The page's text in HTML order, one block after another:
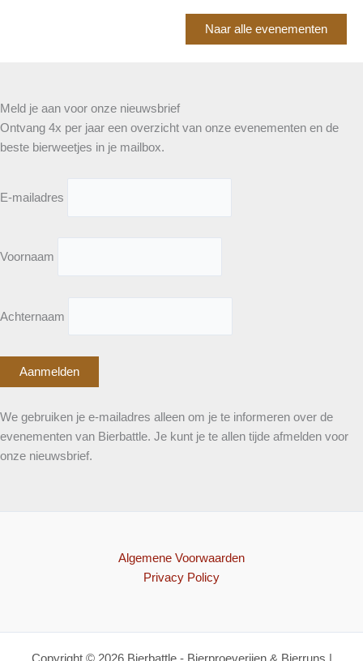
Naar alle evenementen
Meld je aan voor onze nieuwsbrief
Ontvang 4x per jaar een overzicht van onze evenementen en de
beste bierweetjes in je mailbox.
E-mailadres
Voornaam
Achternaam
We gebruiken je e-mailadres alleen om je te informeren over de
evenementen van Bierbattle. Je kunt je te allen tijde afmelden voor
onze nieuwsbrief.
Algemene Voorwaarden
Privacy Policy